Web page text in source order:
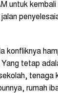
untuk kembali
konfliknya
tetap
tenaga
rumah